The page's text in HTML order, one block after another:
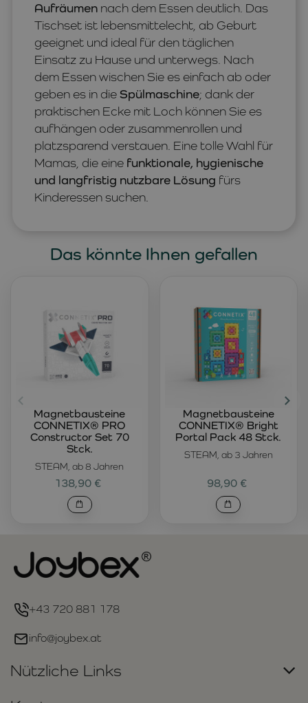
Aufräumen nach dem Essen deutlich. Das
Tischset ist lebensmittelecht, ab Geburt
geeignet und ideal für den täglichen
Einsatz zu Hause und unterwegs. Nach
dem Essen wischen Sie es einfach ab oder
geben es in dieSpülmaschine; dank der
praktischen Ecke mit Loch können Sie es
aufhängen oder zusammenrollen und
platzsparend verstauen. Eine tolle Wahl für
Mamas, die eine funktionale, hygienische
und langfristig nutzbare Lösung fürs
Kinderessen suchen.
Das könnte Ihnen gefallen
STEAM, ab 8 Jahren
Magnetbausteine
CONNETIX® PRO
Constructor Set 70
Stck.
138,90 €
STEAM, ab 3 Jahren
Magnetbausteine
CONNETIX® Bright
Portal Pack 48 Stck.
98,90 €
+43 720 881 178
info@joybex.at
Nützliche Links